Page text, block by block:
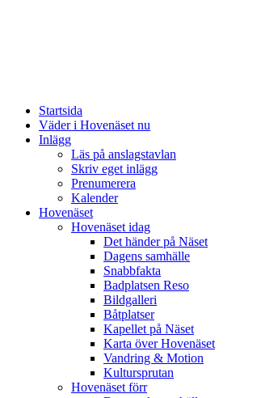
Startsida
Väder i Hovenäset nu
Inlägg
Läs på anslagstavlan
Skriv eget inlägg
Prenumerera
Kalender
Hovenäset
Hovenäset idag
Det händer på Näset
Dagens samhälle
Snabbfakta
Badplatsen Reso
Bildgalleri
Båtplatser
Kapellet på Näset
Karta över Hovenäset
Vandring & Motion
Kultursprutan
Hovenäset förr